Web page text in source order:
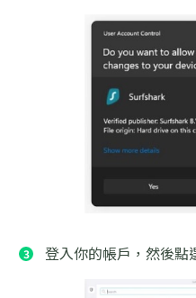
登入你的帳戶，然後點